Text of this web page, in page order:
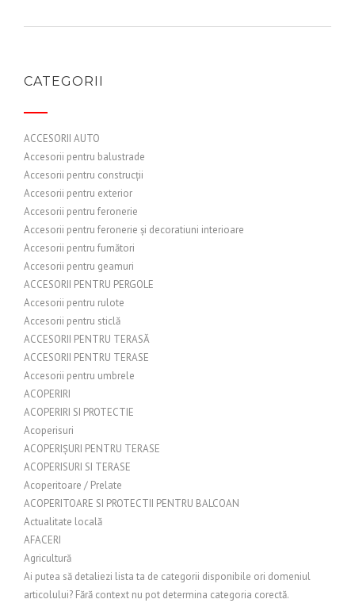
CATEGORII
ACCESORII AUTO
Accesorii pentru balustrade
Accesorii pentru construcții
Accesorii pentru exterior
Accesorii pentru feronerie
Accesorii pentru feronerie și decoratiuni interioare
Accesorii pentru fumători
Accesorii pentru geamuri
ACCESORII PENTRU PERGOLE
Accesorii pentru rulote
Accesorii pentru sticlă
ACCESORII PENTRU TERASĂ
ACCESORII PENTRU TERASE
Accesorii pentru umbrele
ACOPERIRI
ACOPERIRI SI PROTECTIE
Acoperisuri
ACOPERIȘURI PENTRU TERASE
ACOPERISURI SI TERASE
Acoperitoare / Prelate
ACOPERITOARE SI PROTECTII PENTRU BALCOAN
Actualitate locală
AFACERI
Agricultură
Ai putea să detaliezi lista ta de categorii disponibile ori domeniul
articolului? Fără context nu pot determina categoria corectă.